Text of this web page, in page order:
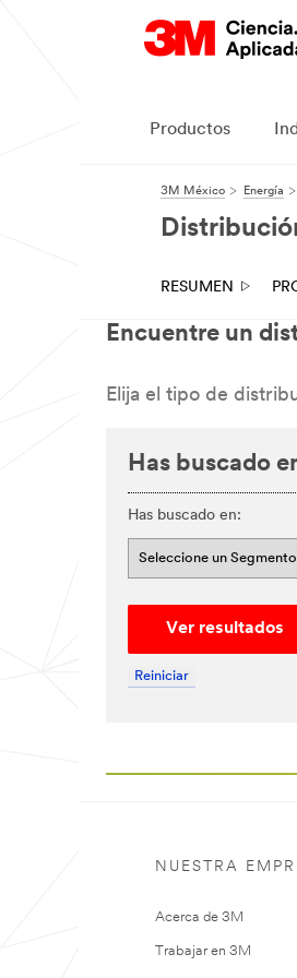
Productos
3M México Energía
RESUMEN
Encuentre un
Elija el tipo de
Has buscado
Has buscado en:
Ver resultados
Reiniciar
NUESTRA
Acerca de 3M
Trabajar en 3M